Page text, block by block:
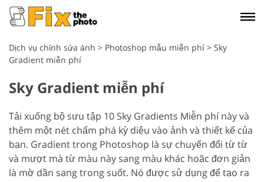
Dịch vụ chỉnh sửa ảnh > Photoshop mẫu miễn phí > Sky
Gradient miễn phí
Sky Gradient miễn phí
Tải xuống bộ sưu tập 10 Sky Gradients Miễn phí này và
thêm một nét chấm phá kỳ diệu vào ảnh và thiết kế của
bạn. Gradient trong Photoshop là sự chuyển đổi từ từ
và mượt mà từ màu này sang màu khác hoặc đơn giản
là mờ dần sang trong suốt. Nó được sử dụng để tạo ra